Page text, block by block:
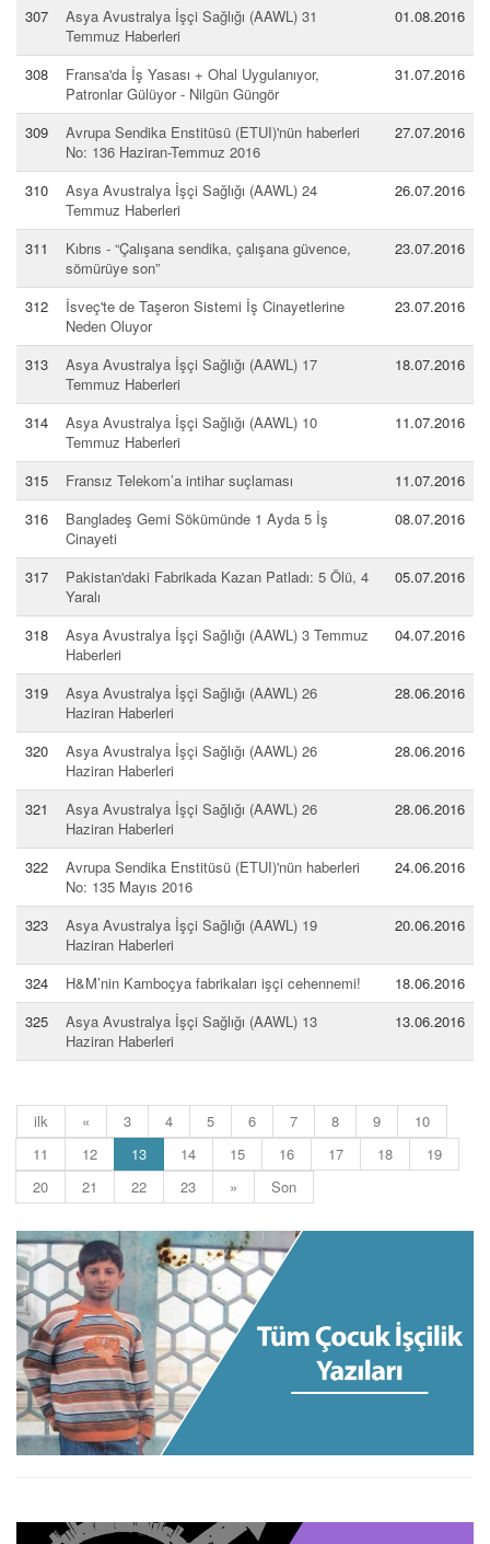
307
Asya Avustralya İşçi Sağlığı (AAWL) 31
Temmuz Haberleri
01.08.2016
308
Fransa'da İş Yasası + Ohal Uygulanıyor,
Patronlar Gülüyor - Nilgün Güngör
31.07.2016
309
Avrupa Sendika Enstitüsü (ETUI)'nün haberleri
No: 136 Haziran-Temmuz 2016
27.07.2016
310
Asya Avustralya İşçi Sağlığı (AAWL) 24
Temmuz Haberleri
26.07.2016
311
Kıbrıs - “Çalışana sendika, çalışana güvence,
sömürüye son”
23.07.2016
312
İsveç'te de Taşeron Sistemi İş Cinayetlerine
Neden Oluyor
23.07.2016
313
Asya Avustralya İşçi Sağlığı (AAWL) 17
Temmuz Haberleri
18.07.2016
314
Asya Avustralya İşçi Sağlığı (AAWL) 10
Temmuz Haberleri
11.07.2016
315 Fransız Telekom’a intihar suçlaması
11.07.2016
316
Bangladeş Gemi Sökümünde 1 Ayda 5 İş
Cinayeti
08.07.2016
317
Pakistan'daki Fabrikada Kazan Patladı: 5 Ölü, 4
Yaralı
05.07.2016
318
Asya Avustralya İşçi Sağlığı (AAWL) 3 Temmuz
Haberleri
04.07.2016
319
Asya Avustralya İşçi Sağlığı (AAWL) 26
Haziran Haberleri
28.06.2016
320
Asya Avustralya İşçi Sağlığı (AAWL) 26
Haziran Haberleri
28.06.2016
321
Asya Avustralya İşçi Sağlığı (AAWL) 26
Haziran Haberleri
28.06.2016
322
Avrupa Sendika Enstitüsü (ETUI)'nün haberleri
No: 135 Mayıs 2016
24.06.2016
323
Asya Avustralya İşçi Sağlığı (AAWL) 19
Haziran Haberleri
20.06.2016
324 H&M’nin Kamboçya fabrikaları işçi cehennemi!
18.06.2016
325
Asya Avustralya İşçi Sağlığı (AAWL) 13
Haziran Haberleri
13.06.2016
ilk « 3 4 5 6 7 8 9
10
11
12 13(current)
14 15 16 17 18
19
20
21 22 23 » Son